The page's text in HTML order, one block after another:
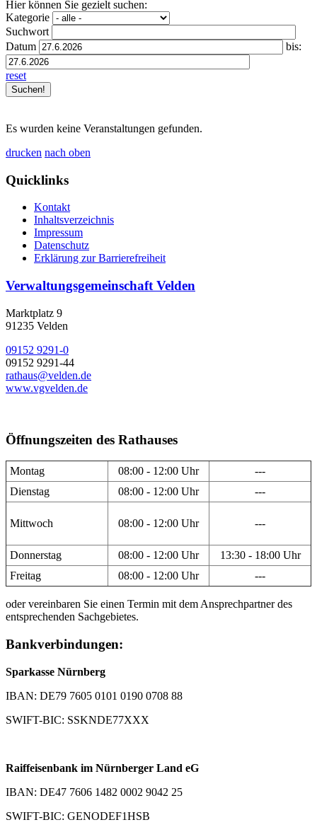
Hier können Sie gezielt suchen:
Kategorie
Suchwort
Datum
bis:
reset
Es wurden keine Veranstaltungen gefunden.
drucken nach oben
Quicklinks
Kontakt
Inhaltsverzeichnis
Impressum
Datenschutz
Erklärung zur Barrierefreiheit
Verwaltungsgemeinschaft Velden
Marktplatz 9
91235 Velden
09152 9291-0
09152 9291-44
rathaus@velden.de
www.vgvelden.de
Öffnungszeiten des Rathauses
Montag 08:00 - 12:00 Uhr
---
Dienstag
08:00 - 12:00 Uhr ---
Mittwoch 08:00 - 12:00 Uhr ---
Donnerstag 08:00 - 12:00 Uhr
13:30 - 18:00 Uhr
Freitag
08:00 - 12:00 Uhr ---
oder vereinbaren Sie einen Termin mit dem Ansprechpartner des
entsprechenden Sachgebietes.
Bankverbindungen:
Sparkasse Nürnberg
IBAN: DE79 7605 0101 0190 0708 88
SWIFT-BIC: SSKNDE77XXX
Raiffeisenbank im Nürnberger Land eG
IBAN: DE47 7606 1482 0002 9042 25
SWIFT-BIC: GENODEF1HSB